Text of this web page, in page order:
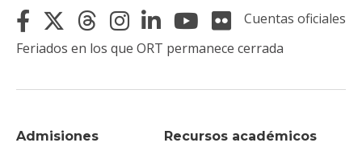
Admisiones Recursos académicos
Cuentas oficiales
Feriados en los que ORT permanece cerrada